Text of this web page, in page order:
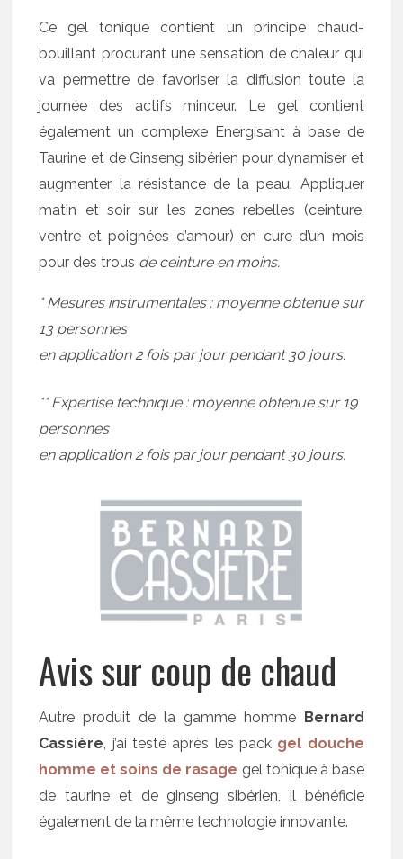
Ce gel tonique contient un principe chaud-
bouillant procurant une sensation de chaleur qui
va permettre de favoriser la diffusion toute la
journée des actifs minceur. Le gel contient
également un complexe Energisant à base de
Taurine et de Ginseng sibérien pour dynamiser et
augmenter la résistance de la peau. Appliquer
matin et soir sur les zones rebelles (ceinture,
ventre et poignées d’amour) en cure d’un mois
pour des trous de ceinture en moins.
* Mesures instrumentales : moyenne obtenue sur
13 personnes
en application 2 fois par jour pendant 30 jours.
** Expertise technique : moyenne obtenue sur 19
personnes
en application 2 fois par jour pendant 30 jours.
Avis sur coup de chaud
Autre produit de la gamme homme Bernard
Cassière , j’ai testé après les pack gel douche
homme et soins de rasage gel tonique à base
de taurine et de ginseng sibérien, il bénéficie
également de la même technologie innovante.